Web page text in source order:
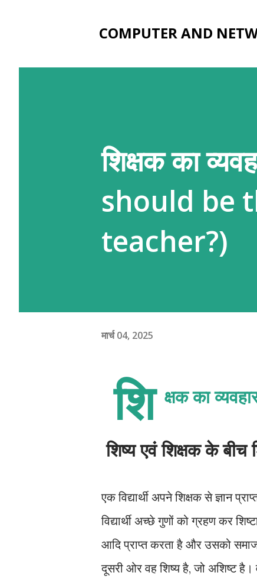
COMPUTER AND
शिक्षक का
should be
teacher?)
मार्च 04, 2025
शि क्षक का
शिष्य एवं शिक्षक के बीच
एक विद्यार्थी अपने शिक्षक से ज्ञान
विद्यार्थी अच्छे गुणों को ग्रहण कर
आदि प्राप्त करता है और उसको समाज
दूसरी ओर वह शिष्य है, जो अशिष्ट